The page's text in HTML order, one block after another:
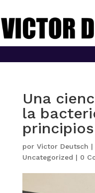
Una
la
por Victor Deutsch |
Uncategorized | 0